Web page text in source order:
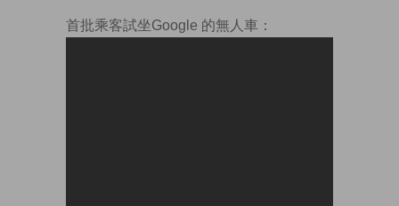
首批乘客試坐Google 的無人車：